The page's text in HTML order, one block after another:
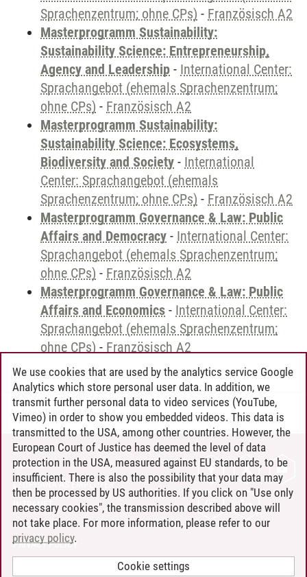
Sprachenzentrum; ohne CPs) - Französisch A2
Masterprogramm Sustainability:
Sustainability Science: Entrepreneurship,
Agency and Leadership - International Center:
Sprachangebot (ehemals Sprachenzentrum;
ohne CPs) - Französisch A2
Masterprogramm Sustainability:
Sustainability Science: Ecosystems,
Biodiversity and Society - International
Center: Sprachangebot (ehemals
Sprachenzentrum; ohne CPs) - Französisch A2
Masterprogramm Governance & Law: Public
Affairs and Democracy - International Center:
Sprachangebot (ehemals Sprachenzentrum;
ohne CPs) - Französisch A2
Masterprogramm Governance & Law: Public
Affairs and Economics - International Center:
Sprachangebot (ehemals Sprachenzentrum;
ohne CPs) - Französisch A2
Andreea Tribel 30.06.2024
CONTACT
LEUPHANA AS EMPLOYER
INTRANET
SITE NOTICE
PRIVACY POLICY
We use cookies that are used by the analytics service Google
Analytics which store personal user data. In addition, we
transmit further personal data to video services (YouTube,
Vimeo) in order to show you embedded videos. This data is
transmitted to the USA, among other countries. However, the
European Court of Justice has deemed the level of data
protection in the USA, measured against EU standards, to be
insufficient. There is also the possibility that your data may
then be processed by US authorities. If you click on "Use only
necessary cookies", the transmission described above will
not take place. For more information, please refer to our
privacy policy.
Cookie settings